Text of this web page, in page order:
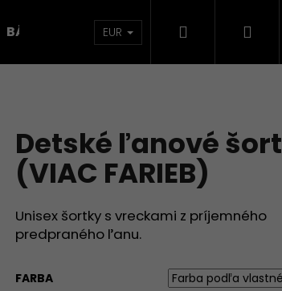
BÁBÄTKÁ KOLEKCIE
EUR Hľadať
Detské ľanové
(VIAC FARIEB)
Unisex šortky s vreckami z príjemného
predpraného ľanu.
FARBA